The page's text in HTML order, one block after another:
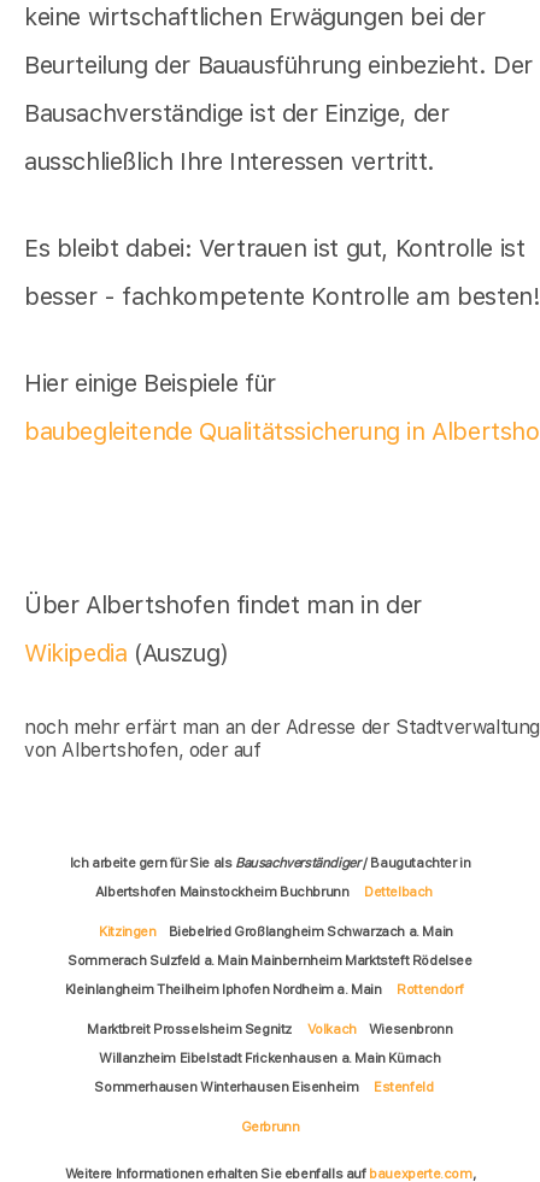
keine wirtschaftlichen Erwägungen bei der
Beurteilung der Bauausführung einbezieht. Der
Bausachverständige ist der Einzige, der
ausschließlich Ihre Interessen vertritt.
Es bleibt dabei: Vertrauen ist gut, Kontrolle ist
besser - fachkompetente Kontrolle am besten!
Hier einige Beispiele für
baubegleitende Qualitätssicherung in
Über Albertshofen findet man in der
Wikipedia (Auszug)
noch mehr erfärt man an der Adresse der Stadtverwaltung
von Albertshofen, oder auf
Ich arbeite gern für Sie als Bausachverständiger/ Baugutachter in
Albertshofen Mainstockheim Buchbrunn
Dettelbach
Kitzingen
Biebelried Großlangheim Schwarzach a. Main
Sommerach Sulzfeld a. Main Mainbernheim Marktsteft Rödelsee
Kleinlangheim Theilheim Iphofen Nordheim a. Main
Rottendorf
Marktbreit Prosselsheim Segnitz Volkach
Wiesenbronn
Willanzheim Eibelstadt Frickenhausen a. Main Kürnach
Sommerhausen Winterhausen Eisenheim
Estenfeld
Gerbrunn
Weitere Informationen erhalten Sie ebenfalls auf bauexperte.com,